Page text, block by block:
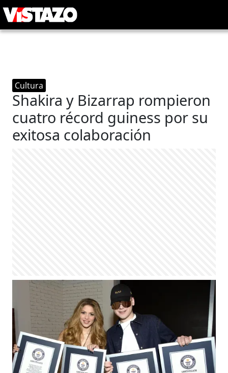
Cultura
Shakira y Bizarrap rompieron
cuatro récord guiness por su
exitosa colaboración